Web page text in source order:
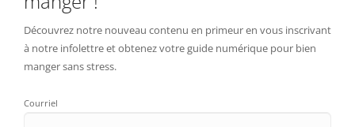
Découvrez notre nouveau contenu en primeur en vous inscrivant
à notre infolettre et obtenez votre guide numérique pour bien
manger sans stress.
Courriel